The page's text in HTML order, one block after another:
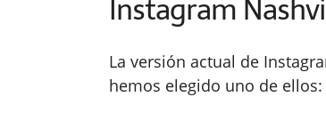
Instagram
La versión actual de
hemos elegido uno de